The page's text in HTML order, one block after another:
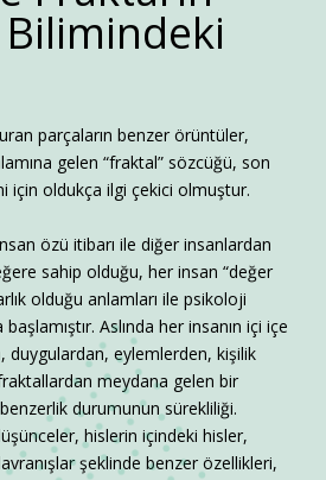
parçaların benzer örüntüler,
gelen “fraktal” sözcüğü, son
için oldukça ilgi çekici olmuştur.
özü itibarı ile diğer insanlardan
sahip olduğu, her insan “değer
olduğu anlamları ile psikoloji
Aslında her insanın içi içe
duygulardan, eylemlerden, kişilik
meydana gelen bir
durumunun sürekliliği.
hislerin içindeki hisler,
şeklinde benzer özellikleri,